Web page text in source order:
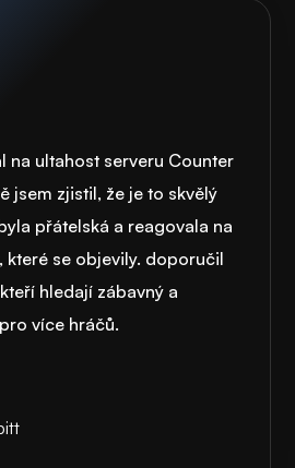
na ultahost serveru Counter
jsem zjistil, že je to skvělý
přátelská a reagovala na
které se objevily. doporučil
hledají zábavný a
více hráčů.